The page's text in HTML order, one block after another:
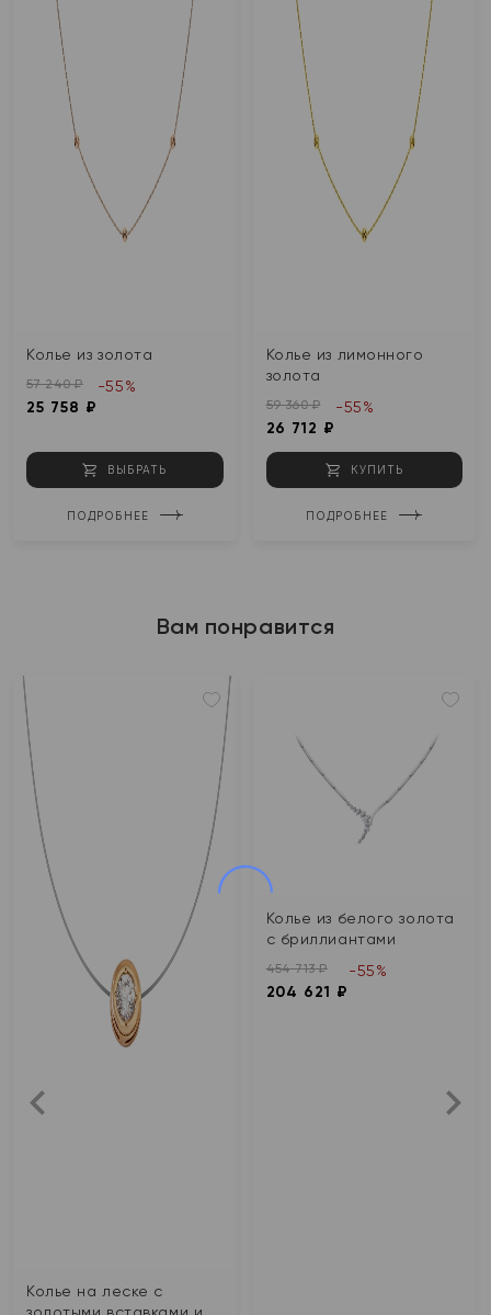
Колье из золота
57 240 ₽
25 758 ₽
-55%
ВЫБРАТЬ
ПОДРОБНЕЕ
Колье из лимонного
золота
59 360 ₽
26 712 ₽
-55%
КУПИТЬ
ПОДРОБНЕЕ
Вам понравится
Колье на леске с
Колье из белого золота
с бриллиантами
454 713 ₽
204 621 ₽
-55%